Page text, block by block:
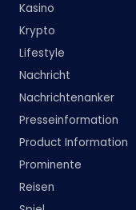
Kasino
Krypto
Lifestyle
Nachricht
Nachrichtenanker
Presseinformation
Product Information
Prominente
Reisen